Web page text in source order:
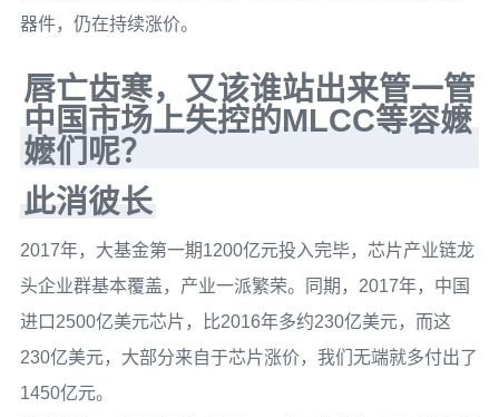
器件，仍在持续涨价。
唇亡齿寒，又该谁站出来管一管
中国市场上失控的MLCC等容嬷
嬷们呢？
此消彼长
2017年，大基金第一期1200亿元投入完毕，芯片产业链龙
头企业群基本覆盖，产业一派繁荣。同期，2017年，中国
进口2500亿美元芯片，比2016年多约230亿美元，而这
230亿美元，大部分来自于芯片涨价，我们无端就多付出了
1450亿元。